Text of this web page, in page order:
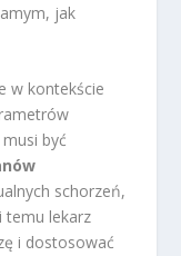
jak
w kontekście
być
schorzeń,
temu lekarz
i dostosować